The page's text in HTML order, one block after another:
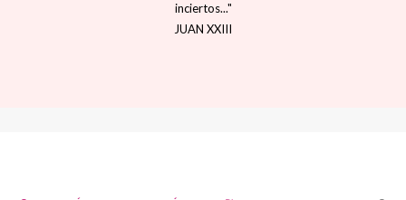
inciertos..."
JUAN XXIII